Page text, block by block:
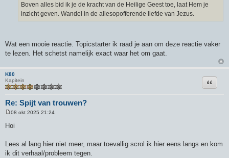
Boven alles bid ik je de kracht van de Heilige Geest toe, laat Hem je
inzicht geven. Wandel in de allesopofferende liefde van Jezus.
Wat een mooie reactie. Topicstarter ik raad je aan om deze reactie vaker
te lezen. Het schetst namelijk exact waar het om gaat.
K80
Kapitein
Re: Spijt van trouwen?
Citeer
e
r
c
h
08 okt 2025 21:24
Hoi
Lees al lang hier niet meer, maar toevallig scrol ik hier eens langs en kom
ik dit verhaal/probleem tegen.